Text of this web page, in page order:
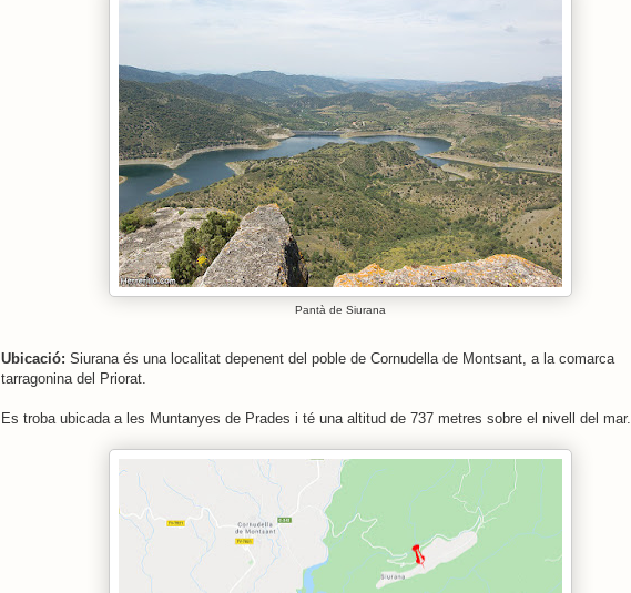
Pantà de Siurana
Ubicació: Siurana és una localitat depenent del poble de Cornudella de Montsant, a la comarca
tarragonina del Priorat.
Es troba ubicada a les Muntanyes de Prades i té una altitud de 737 metres sobre el nivell del mar.